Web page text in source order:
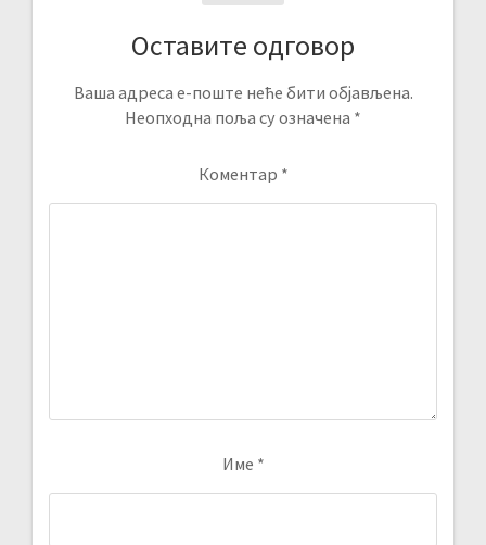
Оставите одговор
Ваша адреса е-поште неће бити објављена.
Неопходна поља су означена *
Коментар *
Име *